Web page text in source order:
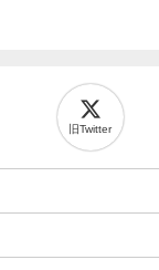
旧Twitter